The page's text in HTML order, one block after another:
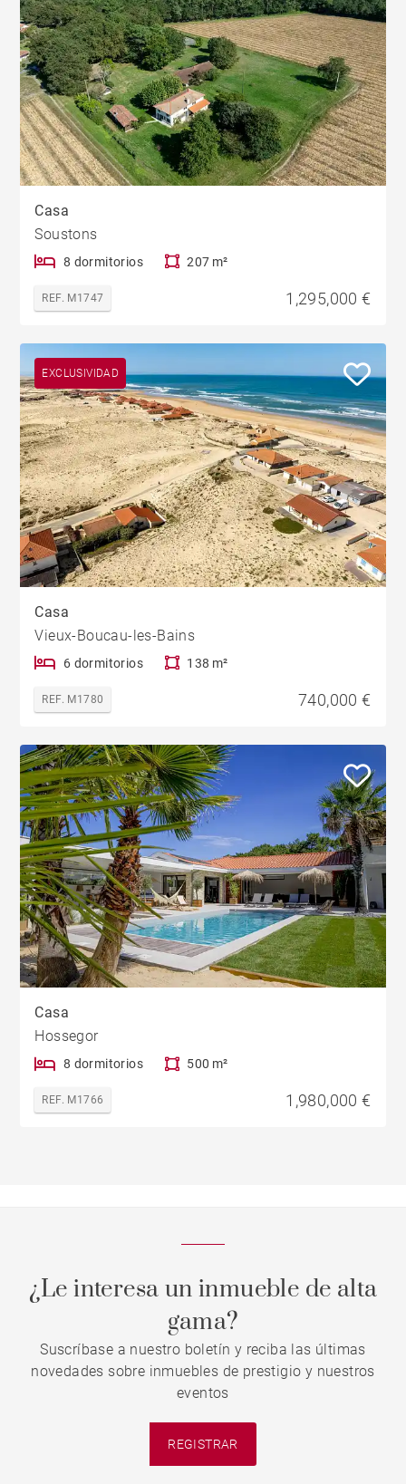
Casa
Soustons
8 dormitorios 207 m²
REF. M1747 1,295,000 €
EXCLUSIVIDAD
Casa
Vieux-Boucau-les-Bains
6 dormitorios 138 m²
REF. M1780 740,000 €
Casa
Hossegor
8 dormitorios 500 m²
REF. M1766 1,980,000 €
¿Le interesa un inmueble de alta
gama?
Suscríbase a nuestro boletín y reciba las últimas
novedades sobre inmuebles de prestigio y nuestros
eventos
REGISTRAR